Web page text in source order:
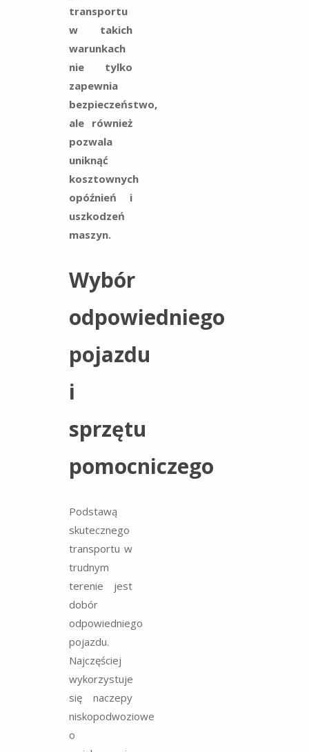
transportu
w takich
warunkach
nie tylko
zapewnia
bezpieczeństwo,
ale również
pozwala
uniknąć
kosztownych
opóźnień i
uszkodzeń
maszyn.
Wybór
odpowiedniego
pojazdu
i
sprzętu
pomocniczego
Podstawą
skutecznego
transportu w
trudnym
terenie jest
dobór
odpowiedniego
pojazdu.
Najczęściej
wykorzystuje
się naczepy
niskopodwoziowe
o